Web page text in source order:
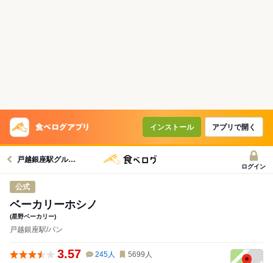
インストール アプリで開く
戸越銀座駅グルメへ
ログイン
公式
ベーカリーホシノ
(星野ベーカリー)
戸越銀座駅/パン
3.57 245人 5699 人